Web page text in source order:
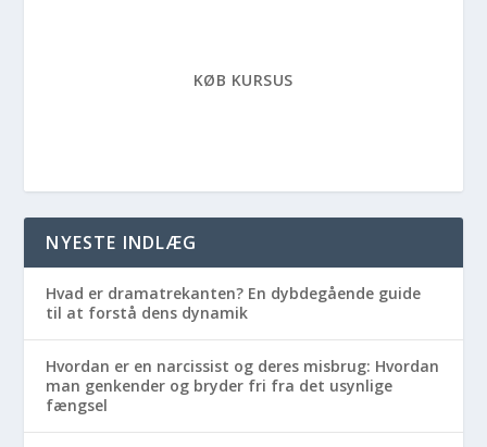
KØB KURSUS
NYESTE INDLÆG
Hvad er dramatrekanten? En dybdegående guide
til at forstå dens dynamik
Hvordan er en narcissist og deres misbrug: Hvordan
man genkender og bryder fri fra det usynlige
fængsel